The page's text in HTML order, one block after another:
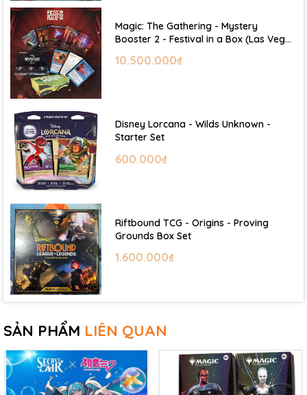
Magic: The Gathering - Mystery
Booster 2 - Festival in a Box (Las Vegas
10.500.000₫
Disney Lorcana - Wilds Unknown -
Starter Set
600.000₫
Riftbound TCG - Origins - Proving
Grounds Box Set
1.600.000₫
SẢN PHẨM LIÊN QUAN